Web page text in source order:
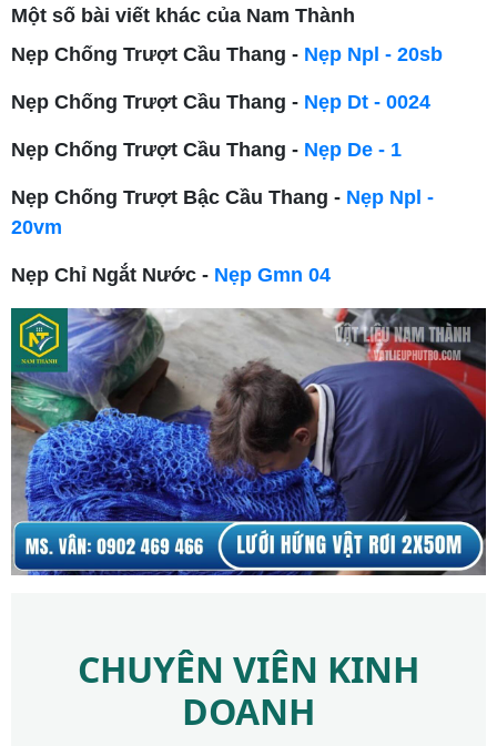
Một số bài viết khác của Nam Thành
Nẹp Chống Trượt Cầu Thang - Nẹp Npl - 20sb
Nẹp Chống Trượt Cầu Thang - Nẹp Dt - 0024
Nẹp Chống Trượt Cầu Thang - Nẹp De - 1
Nẹp Chống Trượt Bậc Cầu Thang - Nẹp Npl -
20vm
Nẹp Chỉ Ngắt Nước - Nẹp Gmn 04
CHUYÊN VIÊN KINH
DOANH